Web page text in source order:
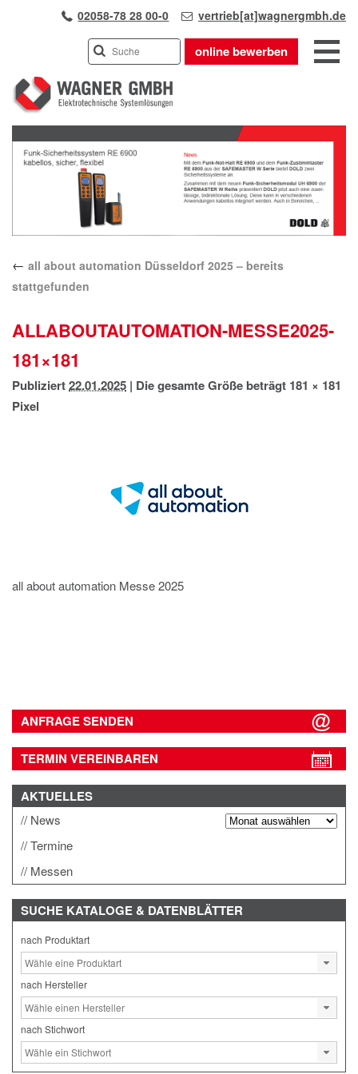
02058-78 28 00-0 vertrieb[at]wagnergmbh.de
online bewerben
INDUSTRIEVERTRETUNG
UNSER TEAM
WIR ÜBER UNS
KARRIERE
PRODUKTE
APPLIKATIONEN
LÖSUNGEN
KONTAKT
IMPRESSUM
DATENSCHUTZ
Previous
Next
← all about automation Düsseldorf 2025 – bereits
stattgefunden
ALLABOUTAUTOMATION-MESSE2025-
181×181
Publiziert22.01.2025 | Die gesamte Größe beträgt 181 × 181
Pixel
all about automation Messe 2025
ANFRAGE SENDEN
TERMIN VEREINBAREN
AKTUELLES
News
Termine
Messen
SUCHE KATALOGE & DATENBLÄTTER
nach Produktart
nach Hersteller
nach Stichwort